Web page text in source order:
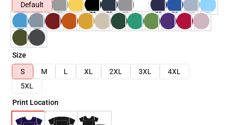
Default
Size
S
M L XL 2XL 3XL
4XL
5XL
Print Location